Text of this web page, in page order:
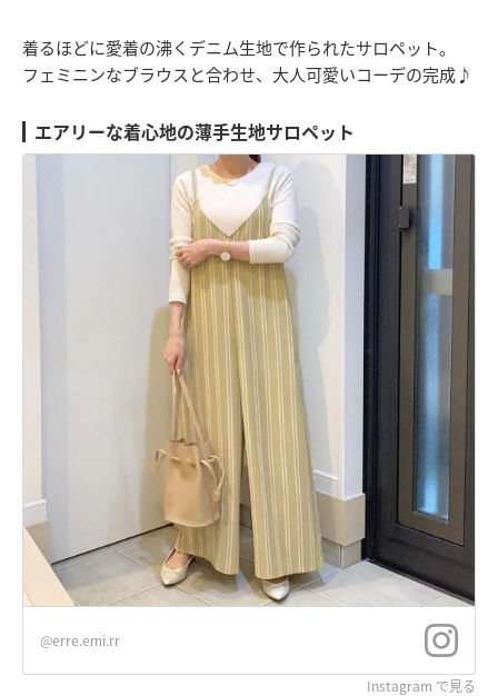
着るほどに愛着の沸くデニム生地で作られたサロペット。
フェミニンなブラウスと合わせ、大人可愛いコーデの完成♪
エアリーな着心地の薄手生地サロペット
@erre.emi.rr
Instagram で見る